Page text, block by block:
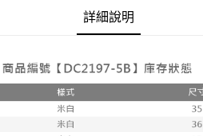
離島郵局配送
每筆NT$90，滿NT$999(含以上)免運費
詳細說明